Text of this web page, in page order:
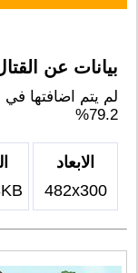
بيانات عن
لم يتم اضافتها
79.2%
الابعاد
482x300